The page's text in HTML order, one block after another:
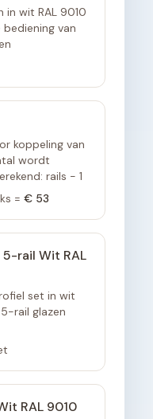
wit RAL 9010
bediening van
koppeling van
wordt
rails - 1
= € 53
rail Wit RAL
set in wit
rail glazen
RAL 9010